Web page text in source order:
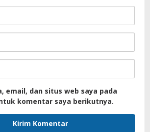
email, dan situs web saya pada
komentar saya berikutnya.